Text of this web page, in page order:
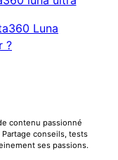
Luna
?
contenu passionné
conseils, tests
ses passions.